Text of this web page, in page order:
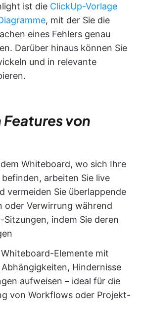
ist die ClickUp-Vorlage
, mit der Sie die
eines Fehlers genau
Darüber hinaus können Sie
und in relevante
von
Whiteboard, wo sich Ihre
arbeiten Sie live
vermeiden Sie überlappende
oder Verwirrung während
indem Sie deren
Elemente mit
Hindernisse
aufweisen – ideal für die
von Workflows oder Projekt-